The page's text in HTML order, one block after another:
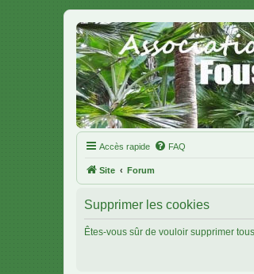
Accès rapide FAQ
Site Forum
Supprimer les cookies
Êtes-vous sûr de vouloir supprimer